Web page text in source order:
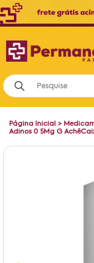
Página Inicial >
Adinos 0 5Mg G